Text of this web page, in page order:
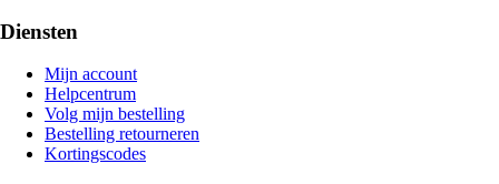
Diensten
Mijn account
Helpcentrum
Volg mijn bestelling
Bestelling retourneren
Kortingscodes